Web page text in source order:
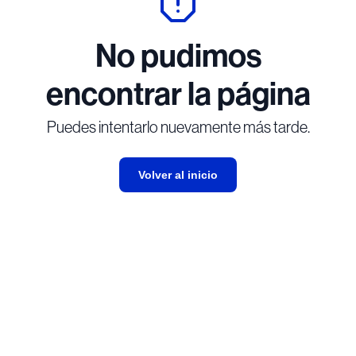
No pudimos
encontrar la página
Puedes intentarlo nuevamente más tarde.
Volver al inicio